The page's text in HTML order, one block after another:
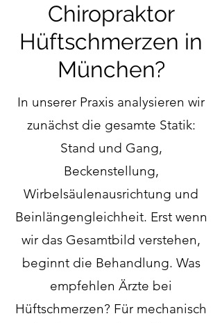
Chiropraktor
Hüftschmerzen in
München?
In unserer Praxis analysieren wir
zunächst die gesamte Statik:
Stand und Gang,
Beckenstellung,
Wirbelsäulenausrichtung und
Beinlängengleichheit. Erst wenn
wir das Gesamtbild verstehen,
beginnt die Behandlung. Was
empfehlen Ärzte bei
Hüftschmerzen? Für mechanisch